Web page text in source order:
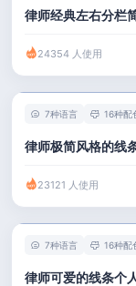
律师经典左右分栏
24354 人使用
7种语言 16种配
律师极简风格的线
23121 人使用
7种语言 16种配
律师可爱的线条个